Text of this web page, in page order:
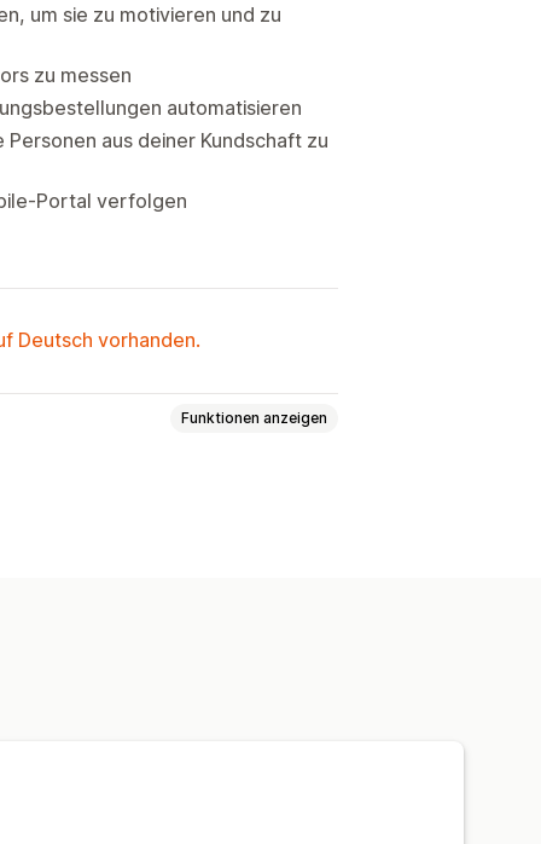
um sie zu motivieren und zu
zu messen
automatisieren
aus deiner Kundschaft zu
Portal verfolgen
Deutsch vorhanden.
Funktionen anzeigen